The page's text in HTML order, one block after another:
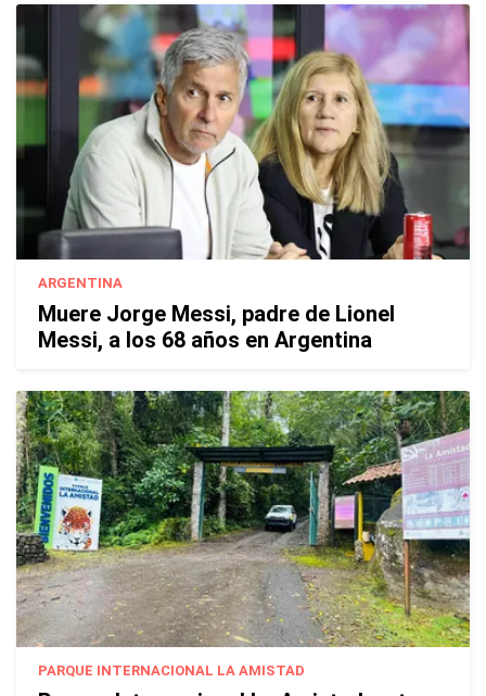
ARGENTINA
Muere Jorge Messi, padre de Lionel
Messi, a los 68 años en Argentina
PARQUE INTERNACIONAL LA AMISTAD